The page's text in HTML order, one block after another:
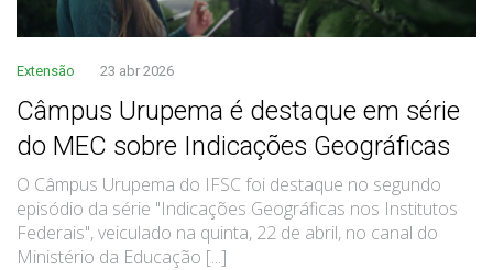
Extensão 23 abr 2026
Câmpus Urupema é destaque em série
do MEC sobre Indicações Geográficas
O Câmpus Urupema do IFSC foi destaque no segundo
episódio da série "Indicações Geográficas nos Institutos
Federais", veiculado na quinta, 22 de abril, no canal do
Ministério da Educação [...]